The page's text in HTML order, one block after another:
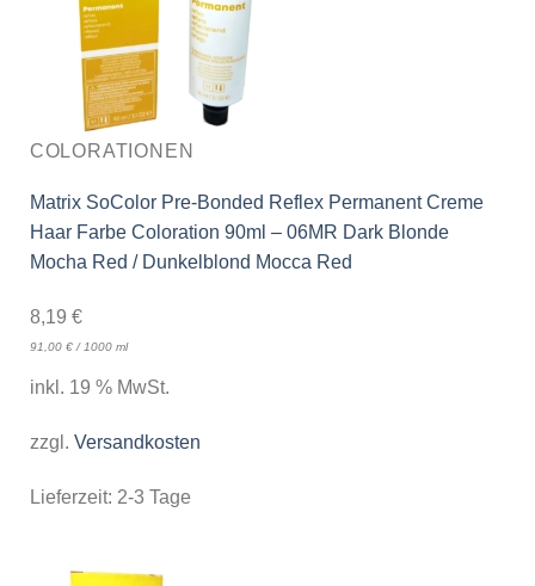
COLORATIONEN
Matrix SoColor Pre-Bonded Reflex Permanent Creme
Haar Farbe Coloration 90ml – 06MR Dark Blonde
Mocha Red / Dunkelblond Mocca Red
8,19 €
91,00 €/ 1000 ml
inkl. 19 % MwSt.
zzgl. Versandkosten
Lieferzeit: 2-3 Tage